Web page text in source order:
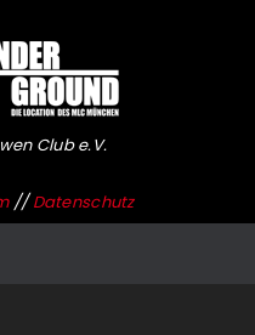
Club e.V.
//Datenschutz